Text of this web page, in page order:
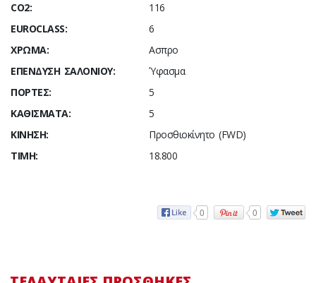
CO2:
116
ΕUROCLASS:
6
ΧΡΏΜΑ:
Ασπρο
ΕΠΈΝΔΥΣΗ ΣΑΛΟΝΙΟΎ:
Ύφασμα
ΠΌΡΤΕΣ:
5
ΚΑΘΊΣΜΑΤΑ:
5
ΚΊΝΗΣΗ:
Προσθιοκίνητο (FWD)
ΤΙΜΉ:
18.800
0 0